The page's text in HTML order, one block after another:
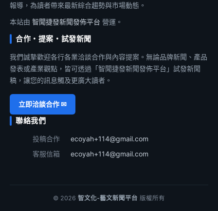
報導，為讀者帶來最新綜合趨勢與市場動態。
本站由 智聞捷發新聞發佈平台 營運。
合作・提案・試發新聞
我們誠摯歡迎各行各業洽談合作與內容提案。無論品牌新聞、產品
發表或產業觀點，皆可透過「智聞捷發新聞發佈平台」試發新聞
稿，讓您的訊息觸及更廣大讀者。
立即洽談合作 ✉
聯絡我們
投稿合作
ecoyah+114@gmail.com
客服信箱
ecoyah+114@gmail.com
© 2026 智文化-藝文新聞平台 版權所有